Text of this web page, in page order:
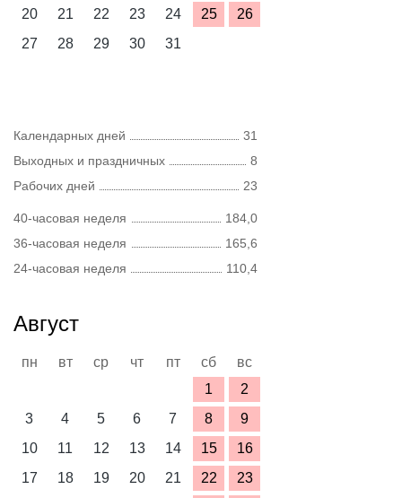
20
21 22 23 24 25
26
27
28 29 30 31
Календарных дней
31
Выходных и праздничных
8
Рабочих дней
23
40-часовая неделя
184,0
36-часовая неделя
165,6
24-часовая неделя
110,4
Август
пн вт ср чт пт сб
вс
1
2
3
4 5 6 7 8
9
10
11 12 13 14 15
16
17
18 19 20 21 22
23